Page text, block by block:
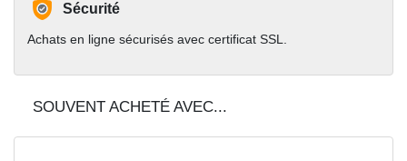
Sécurité
Achats en ligne sécurisés avec certificat SSL.
SOUVENT ACHETÉ AVEC...